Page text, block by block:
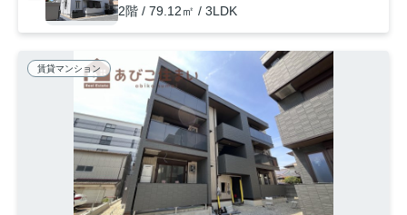
2階 / 79.12㎡ / 3LDK
賃貸マンション